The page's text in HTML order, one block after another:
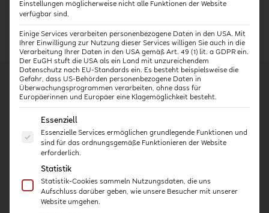
Weiterlesen
Kurse
Kita-Häppchen
Expert:innen-Interviews
Praxis-Kurse
Intensiv-Kurse
Einstellungen möglicherweise nicht alle Funktionen der Website
verfügbar sind.
Einige Services verarbeiten personenbezogene Daten in den USA. Mit
Ihrer Einwilligung zur Nutzung dieser Services willigen Sie auch in die
Verarbeitung Ihrer Daten in den USA gemäß Art. 49 (1) lit. a GDPR ein.
Der EuGH stuft die USA als ein Land mit unzureichendem
Datenschutz nach EU-Standards ein. Es besteht beispielsweise die
Gefahr, dass US-Behörden personenbezogene Daten in
Überwachungsprogrammen verarbeiten, ohne dass für
Europäerinnen und Europäer eine Klagemöglichkeit besteht.
Es folgt eine Liste der Service-Gruppen, für die eine
Essenziell
Essenzielle Services ermöglichen grundlegende Funktionen und
sind für das ordnungsgemäße Funktionieren der Website
erforderlich.
Statistik
Statistik-Cookies sammeln Nutzungsdaten, die uns
Aufschluss darüber geben, wie unsere Besucher mit unserer
Website umgehen.